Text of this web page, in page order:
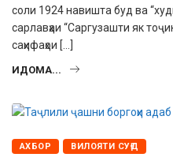
соли 1924 навишта буд ва
сарлавҳаи “Саргузашти як
саҳифаҳои […]
ИДОМА...
АХБОР ВИЛОЯТИ СУҒД